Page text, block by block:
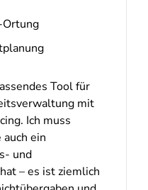
Tool für
mit
Ich muss
ein
und
– es ist ziemlich